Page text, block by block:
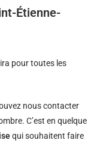
Étienne-
pour toutes les
nous contacter
C’est en quelque
qui souhaitent faire